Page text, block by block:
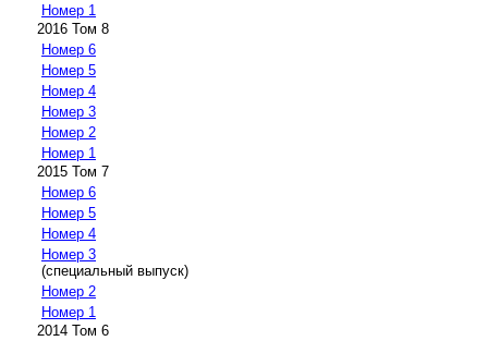
Номер 1
2016 Том 8
Номер 6
Номер 5
Номер 4
Номер 3
Номер 2
Номер 1
2015 Том 7
Номер 6
Номер 5
Номер 4
Номер 3
(специальный выпуск)
Номер 2
Номер 1
2014 Том 6